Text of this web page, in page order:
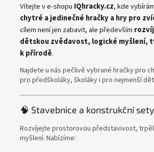
a
G
T
ř
e
k
Vítejte v e-shopu IQhracky.cz, kde
chytré a jedinečné hračky a hry pro
cílem není jen zabavit, ale především
dětskou zvědavost, logické myšlení,
k přírodě.
Najdete u nás pečlivě vybrané hračky pro
pro předškoláky, školáky i pro nejmenší
🧠 Stavebnice a konstrukční sety
Rozvíjejte prostorovou představivost,
myšlení. Nabízíme: